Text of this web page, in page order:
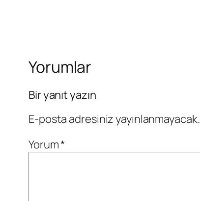
Yorumlar
Bir yanıt yazın
E-posta adresiniz yayınlanmayacak.
Yorum*